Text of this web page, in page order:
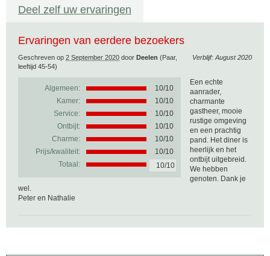
Deel zelf uw ervaringen
Ervaringen van eerdere bezoekers
Verblijf: August 2020
Geschreven op 2 September 2020 door Deelen (Paar,
leeftijd 45-54)
Algemeen: 10/10
Kamer:
10/10
Service:
10/10
Ontbijt:
10/10
Charme:
10/10
Prijs/kwaliteit:
10/10
Totaal:
10/10
Een echte
aanrader,
charmante
gastheer, mooie
rustige omgeving
en een prachtig
pand. Het diner is
heerlijk en het
ontbijt uitgebreid.
We hebben
genoten. Dank je
wel.
Peter en Nathalie